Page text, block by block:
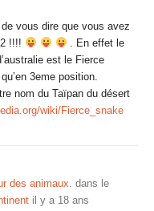
vous dire que vous avez
!!!!
. En effet le
est le Fierce
3eme position.
nom du Taïpan du désert
wiki/Fierce_snake
des animaux. dans le
il y a 18 ans